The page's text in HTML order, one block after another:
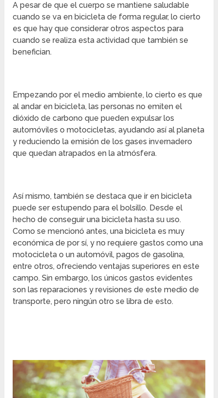
A pesar de que el cuerpo se mantiene saludable
cuando se va en bicicleta de forma regular, lo cierto
es que hay que considerar otros aspectos para
cuando se realiza esta actividad que también se
benefician.
Empezando por el medio ambiente, lo cierto es que
al andar en bicicleta, las personas no emiten el
dióxido de carbono que pueden expulsar los
automóviles o motocicletas, ayudando así al planeta
y reduciendo la emisión de los gases invernadero
que quedan atrapados en la atmósfera.
Así mismo, también se destaca que ir en bicicleta
puede ser estupendo para el bolsillo. Desde el
hecho de conseguir una bicicleta hasta su uso.
Como se mencionó antes, una bicicleta es muy
económica de por sí, y no requiere gastos como una
motocicleta o un automóvil, pagos de gasolina,
entre otros, ofreciendo ventajas superiores en este
campo. Sin embargo, los únicos gastos evidentes
son las reparaciones y revisiones de este medio de
transporte, pero ningún otro se libra de esto.